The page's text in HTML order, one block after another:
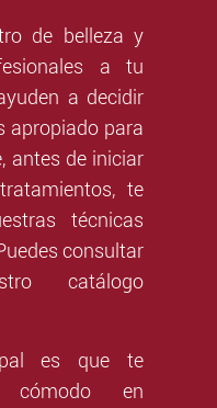
de belleza y
a tu
a decidir
apropiado para
antes de iniciar
te
técnicas
consultar
catálogo
es que te
en